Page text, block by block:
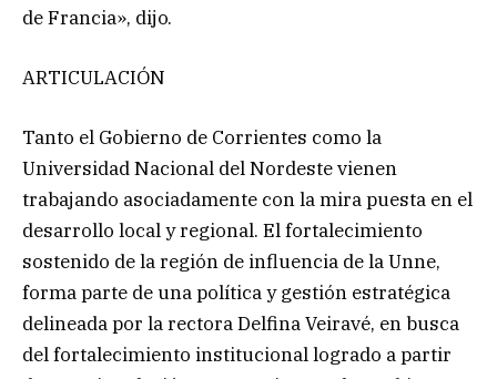
de Francia», dijo.
ARTICULACIÓN
Tanto el Gobierno de Corrientes como la
Universidad Nacional del Nordeste vienen
trabajando asociadamente con la mira puesta en el
desarrollo local y regional. El fortalecimiento
sostenido de la región de influencia de la Unne,
forma parte de una política y gestión estratégica
delineada por la rectora Delfina Veiravé, en busca
del fortalecimiento institucional logrado a partir